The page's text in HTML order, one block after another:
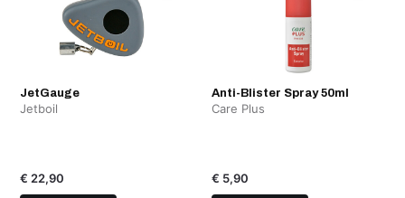
JetGauge
Jetboil
€ 22,90
Anti-Blister Spray 50ml
Care Plus
€ 5,90